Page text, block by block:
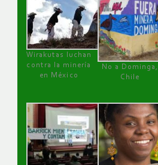
Wirakutas luchan
contra la minería
en México
No a Dominga,
Chile